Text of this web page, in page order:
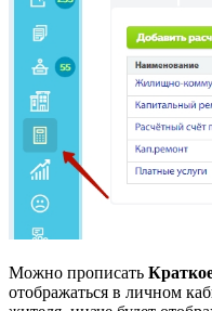
Можно прописать
отображаться в личном